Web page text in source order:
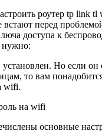
роутер tp link tl
встают перед
доступа к
нужно:
Но если он
то вам
wifi.
основные